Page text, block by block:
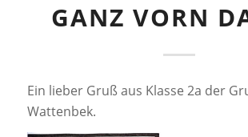
GANZ VORN
Ein lieber Gruß aus Klasse 2a der
Wattenbek.